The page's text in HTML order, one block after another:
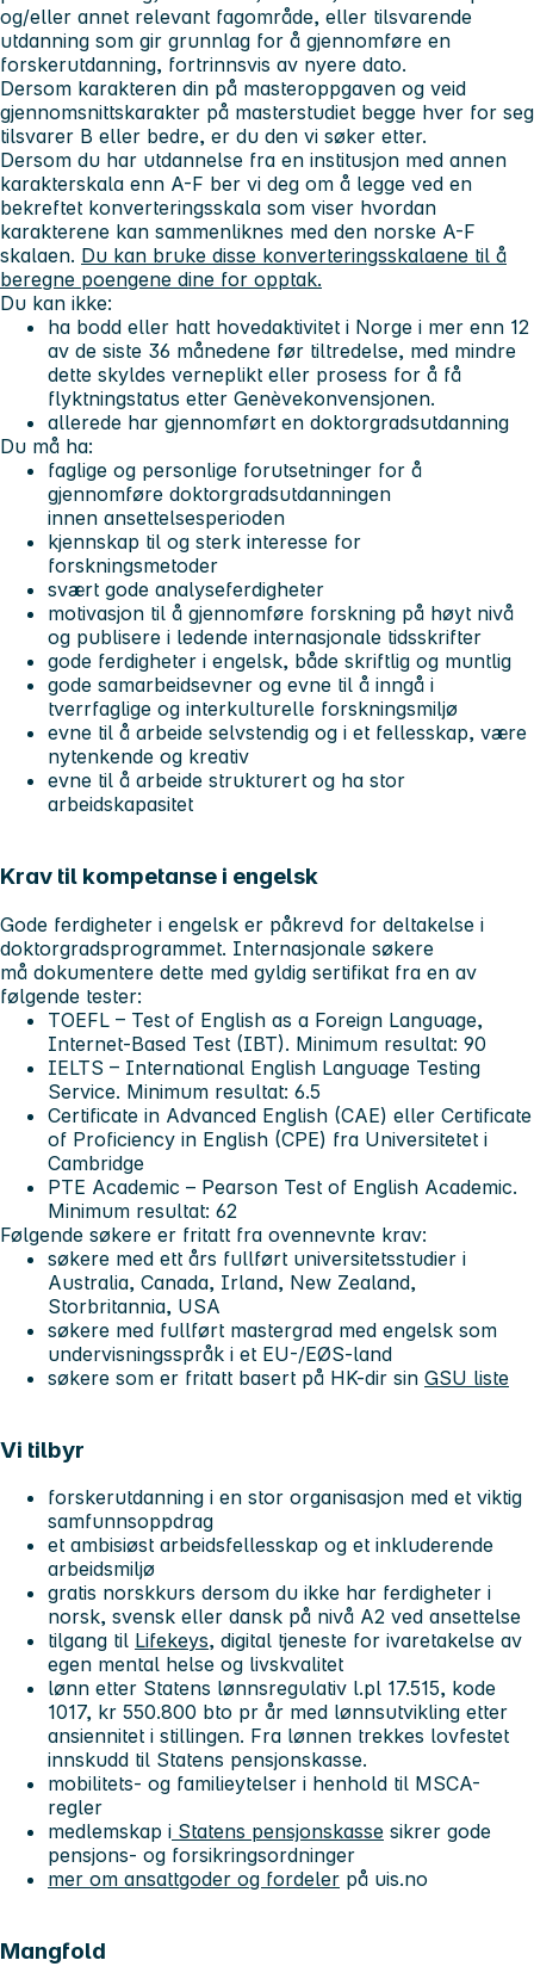
og/eller annet relevant fagområde, eller tilsvarende
utdanning som gir grunnlag for å gjennomføre en
forskerutdanning, fortrinnsvis av nyere dato.
Dersom karakteren din på masteroppgaven og veid
gjennomsnittskarakter på masterstudiet begge hver for seg
tilsvarer B eller bedre, er du den vi søker etter.
Dersom du har utdannelse fra en institusjon med annen
karakterskala enn A-F ber vi deg om å legge ved en
bekreftet konverteringsskala som viser hvordan
karakterene kan sammenliknes med den norske A-F
skalaen. Du kan bruke disse konverteringsskalaene til å
beregne poengene dine for opptak.
Du kan ikke:
ha bodd eller hatt hovedaktivitet i Norge i mer enn 12
av de siste 36 månedene før tiltredelse, med mindre
dette skyldes verneplikt eller prosess for å få
flyktningstatus etter Genèvekonvensjonen.
allerede har gjennomført en doktorgradsutdanning
Du må ha:
faglige og personlige forutsetninger for å
gjennomføre doktorgradsutdanningen
innen ansettelsesperioden
kjennskap til og sterk interesse for
forskningsmetoder
svært gode analyseferdigheter
motivasjon til å gjennomføre forskning på høyt nivå
og publisere i ledende internasjonale tidsskrifter
gode ferdigheter i engelsk, både skriftlig og muntlig
gode samarbeidsevner og evne til å inngå i
tverrfaglige og interkulturelle forskningsmiljø
evne til å arbeide selvstendig og i et fellesskap, være
nytenkende og kreativ
evne til å arbeide strukturert og ha stor
arbeidskapasitet
Krav til kompetanse i engelsk
Gode ferdigheter i engelsk er påkrevd for deltakelse i
doktorgradsprogrammet. Internasjonale søkere
må dokumentere dette med gyldig sertifikat fra en av
følgende tester:
TOEFL – Test of English as a Foreign Language,
Internet-Based Test (IBT). Minimum resultat: 90
IELTS – International English Language Testing
Service. Minimum resultat: 6.5
Certificate in Advanced English (CAE) eller Certificate
of Proficiency in English (CPE) fra Universitetet i
Cambridge
PTE Academic – Pearson Test of English Academic.
Minimum resultat: 62
Følgende søkere er fritatt fra ovennevnte krav:
søkere med ett års fullført universitetsstudier i
Australia, Canada, Irland, New Zealand,
Storbritannia, USA
søkere med fullført mastergrad med engelsk som
undervisningsspråk i et EU-/EØS-land
søkere som er fritatt basert på HK-dir sin GSU liste
Vi tilbyr
forskerutdanning i en stor organisasjon med et viktig
samfunnsoppdrag
et ambisiøst arbeidsfellesskap og et inkluderende
arbeidsmiljø
gratis norskkurs dersom du ikke har ferdigheter i
norsk, svensk eller dansk på nivå A2 ved ansettelse
tilgang til Lifekeys, digital tjeneste for ivaretakelse av
egen mental helse og livskvalitet
lønn etter Statens lønnsregulativ l.pl 17.515, kode
1017, kr 550.800 bto pr år med lønnsutvikling etter
ansiennitet i stillingen. Fra lønnen trekkes lovfestet
innskudd til Statens pensjonskasse.
mobilitets- og familieytelser i henhold til MSCA-
regler
medlemskap i Statens pensjonskasse sikrer gode
pensjons- og forsikringsordninger
mer om ansattgoder og fordeler på uis.no
Mangfold